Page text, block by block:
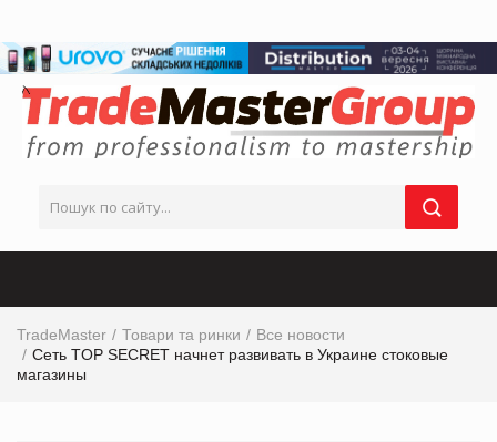
TradeMaster Товари та ринки
Все новости
Сеть TOP SECRET начнет развивать в Украине стоковые
магазины